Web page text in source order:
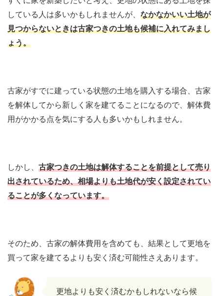
している人は多いかもしれませんが、 なかなかいい土地が
見つからないときは古家つきの土地も候補に入れてみまし
ょう。
古家がすでに建っている状態の土地を購入する場合、古家
を解体してから新しく家を建てることになるので、解体費
用がかかる点を気にする人も多いかもしれません。
しかし、 古家つきの土地は解体することを前提として売り
出されているため、相場よりも土地代が安く設定されてい
ることが多くなっています。
そのため、古家の解体費用を含めても、結果として更地を
買って家を建てるよりも安く済む可能性さえあります。
更地よりも安く済むかもしれないなら候